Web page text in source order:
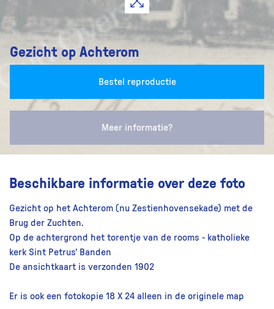
Gezicht op Achterom
Bestel reproductie
Meer informatie?
Beschikbare informatie over deze foto
Gezicht op het Achterom (nu Zestienhovensekade) met de
Brug der Zuchten.
Op de achtergrond het torentje van de rooms - katholieke
kerk Sint Petrus' Banden
De ansichtkaart is verzonden 1902
Er is ook een fotokopie 18 X 24 alleen in de originele map